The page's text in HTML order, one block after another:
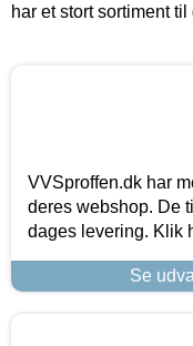
har et stort sortiment til
VVSproffen.dk har
deres webshop. De
dages levering. Klik
Se